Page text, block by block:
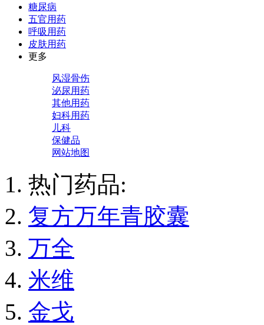
糖尿病
五官用药
呼吸用药
皮肤用药
更多
风湿骨伤
泌尿用药
其他用药
妇科用药
儿科
保健品
网站地图
热门药品:
复方万年青胶囊
万全
米维
金戈